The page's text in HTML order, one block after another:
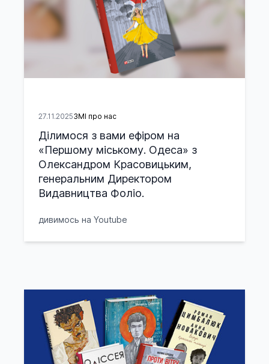
27.11.2025ЗМІ про нас
Ділимося з вами ефіром на
«Першому міському. Одеса» з
Олександром Красовицьким,
генеральним Директором
Видавництва Фоліо.
дивимось на Youtube